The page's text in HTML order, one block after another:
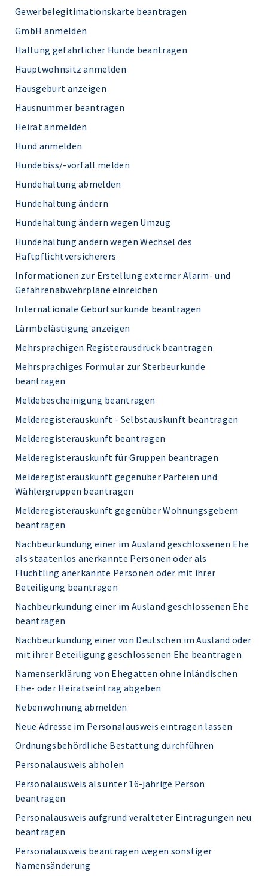
Gewerbelegitimationskarte beantragen
GmbH anmelden
Haltung gefährlicher Hunde beantragen
Hauptwohnsitz anmelden
Hausgeburt anzeigen
Hausnummer beantragen
Heirat anmelden
Hund anmelden
Hundebiss/-vorfall melden
Hundehaltung abmelden
Hundehaltung ändern
Hundehaltung ändern wegen Umzug
Hundehaltung ändern wegen Wechsel des
Haftpflichtversicherers
Informationen zur Erstellung externer Alarm- und
Gefahrenabwehrpläne einreichen
Internationale Geburtsurkunde beantragen
Lärmbelästigung anzeigen
Mehrsprachigen Registerausdruck beantragen
Mehrsprachiges Formular zur Sterbeurkunde
beantragen
Meldebescheinigung beantragen
Melderegisterauskunft - Selbstauskunft beantragen
Melderegisterauskunft beantragen
Melderegisterauskunft für Gruppen beantragen
Melderegisterauskunft gegenüber Parteien und
Wählergruppen beantragen
Melderegisterauskunft gegenüber Wohnungsgebern
beantragen
Nachbeurkundung einer im Ausland geschlossenen Ehe
als staatenlos anerkannte Personen oder als
Flüchtling anerkannte Personen oder mit ihrer
Beteiligung beantragen
Nachbeurkundung einer im Ausland geschlossenen Ehe
beantragen
Nachbeurkundung einer von Deutschen im Ausland oder
mit ihrer Beteiligung geschlossenen Ehe beantragen
Namenserklärung von Ehegatten ohne inländischen
Ehe- oder Heiratseintrag abgeben
Nebenwohnung abmelden
Neue Adresse im Personalausweis eintragen lassen
Ordnungsbehördliche Bestattung durchführen
Personalausweis abholen
Personalausweis als unter 16-jährige Person
beantragen
Personalausweis aufgrund veralteter Eintragungen neu
beantragen
Personalausweis beantragen wegen sonstiger
Namensänderung